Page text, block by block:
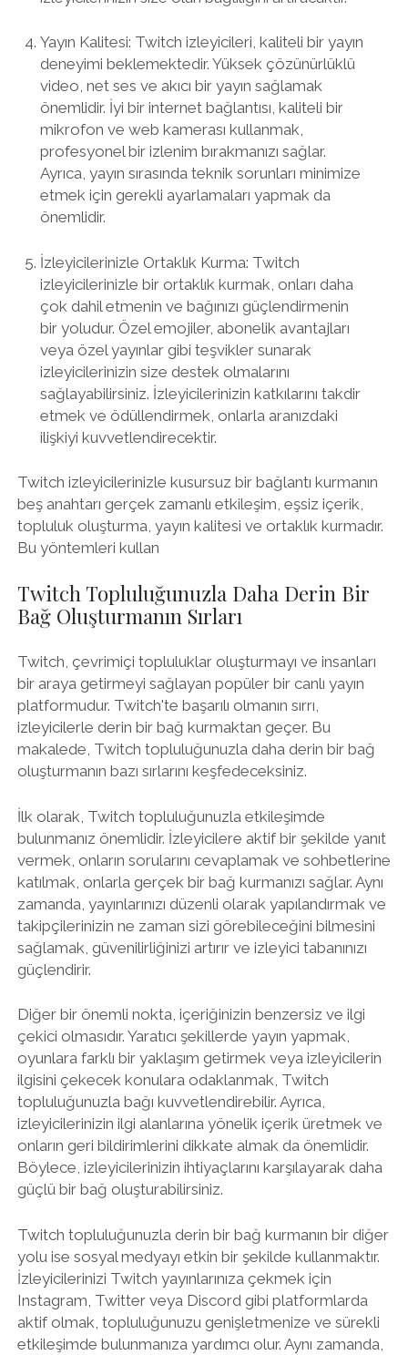
Yayın Kalitesi: Twitch izleyicileri, kaliteli bir yayın
deneyimi beklemektedir. Yüksek çözünürlüklü
video, net ses ve akıcı bir yayın sağlamak
önemlidir. İyi bir internet bağlantısı, kaliteli bir
mikrofon ve web kamerası kullanmak,
profesyonel bir izlenim bırakmanızı sağlar.
Ayrıca, yayın sırasında teknik sorunları minimize
etmek için gerekli ayarlamaları yapmak da
önemlidir.
İzleyicilerinizle Ortaklık Kurma: Twitch
izleyicilerinizle bir ortaklık kurmak, onları daha
çok dahil etmenin ve bağınızı güçlendirmenin
bir yoludur. Özel emojiler, abonelik avantajları
veya özel yayınlar gibi teşvikler sunarak
izleyicilerinizin size destek olmalarını
sağlayabilirsiniz. İzleyicilerinizin katkılarını takdir
etmek ve ödüllendirmek, onlarla aranızdaki
ilişkiyi kuvvetlendirecektir.
Twitch izleyicilerinizle kusursuz bir bağlantı kurmanın
beş anahtarı gerçek zamanlı etkileşim, eşsiz içerik,
topluluk oluşturma, yayın kalitesi ve ortaklık kurmadır.
Bu yöntemleri kullan
Twitch Topluluğunuzla Daha Derin Bir
Bağ Oluşturmanın Sırları
Twitch, çevrimiçi topluluklar oluşturmayı ve insanları
bir araya getirmeyi sağlayan popüler bir canlı yayın
platformudur. Twitch'te başarılı olmanın sırrı,
izleyicilerle derin bir bağ kurmaktan geçer. Bu
makalede, Twitch topluluğunuzla daha derin bir bağ
oluşturmanın bazı sırlarını keşfedeceksiniz.
İlk olarak, Twitch topluluğunuzla etkileşimde
bulunmanız önemlidir. İzleyicilere aktif bir şekilde yanıt
vermek, onların sorularını cevaplamak ve sohbetlerine
katılmak, onlarla gerçek bir bağ kurmanızı sağlar. Aynı
zamanda, yayınlarınızı düzenli olarak yapılandırmak ve
takipçilerinizin ne zaman sizi görebileceğini bilmesini
sağlamak, güvenilirliğinizi artırır ve izleyici tabanınızı
güçlendirir.
Diğer bir önemli nokta, içeriğinizin benzersiz ve ilgi
çekici olmasıdır. Yaratıcı şekillerde yayın yapmak,
oyunlara farklı bir yaklaşım getirmek veya izleyicilerin
ilgisini çekecek konulara odaklanmak, Twitch
topluluğunuzla bağı kuvvetlendirebilir. Ayrıca,
izleyicilerinizin ilgi alanlarına yönelik içerik üretmek ve
onların geri bildirimlerini dikkate almak da önemlidir.
Böylece, izleyicilerinizin ihtiyaçlarını karşılayarak daha
güçlü bir bağ oluşturabilirsiniz.
Twitch topluluğunuzla derin bir bağ kurmanın bir diğer
yolu ise sosyal medyayı etkin bir şekilde kullanmaktır.
İzleyicilerinizi Twitch yayınlarınıza çekmek için
Instagram, Twitter veya Discord gibi platformlarda
aktif olmak, topluluğunuzu genişletmenize ve sürekli
etkileşimde bulunmanıza yardımcı olur. Aynı zamanda,